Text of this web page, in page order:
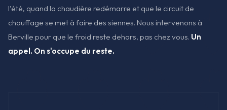
l'été, quand la chaudière redémarre et que le circuit de
chauffage se met à faire des siennes. Nous intervenons à
Berville pour que le froid reste dehors, pas chez vous. Un
appel. On s'occupe du reste.